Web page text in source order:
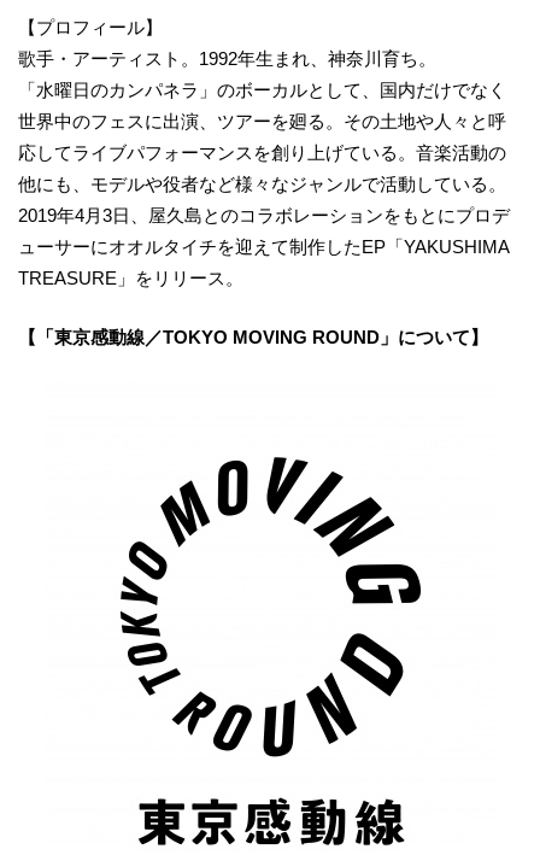
【プロフィール】
歌手・アーティスト。1992年生まれ、神奈川育ち。
「水曜日のカンパネラ」のボーカルとして、国内だけでなく
世界中のフェスに出演、ツアーを廻る。その土地や人々と呼
応してライブパフォーマンスを創り上げている。音楽活動の
他にも、モデルや役者など様々なジャンルで活動している。
2019年4月3日、屋久島とのコラボレーションをもとにプロデ
ューサーにオオルタイチを迎えて制作したEP「YAKUSHIMA
TREASURE」をリリース。
【「東京感動線／TOKYO MOVING ROUND」について】